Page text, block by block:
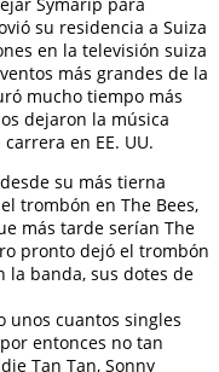
su residencia a Suiza
en la televisión suiza
más grandes de la
mucho tiempo más
dejaron la música
en EE. UU.
su más tierna
trombón en The Bees,
más tarde serían The
pronto dejó el trombón
la banda, sus dotes de
unos cuantos singles
entonces no tan
Tan Tan, Sonny